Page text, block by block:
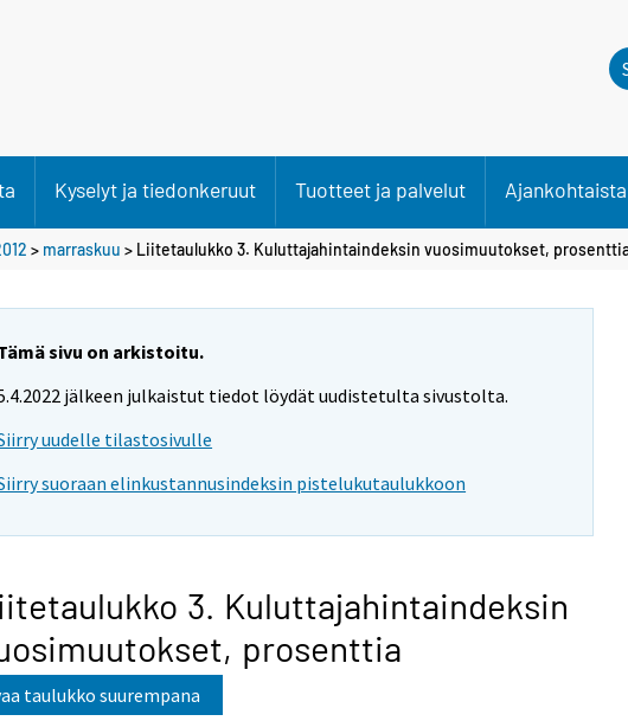
Kyselyt ja tiedonkeruut Tuotteet ja palvelut Ajankohtaista
> marraskuu > Liitetaulukko 3. Kuluttajahintaindeksin vuosimuutokset,
sivu on arkistoitu.
jälkeen julkaistut tiedot löydät uudistetulta sivustolta.
uudelle tilastosivulle
suoraan elinkustannusindeksin pistelukutaulukkoon
3. Kuluttajahintaindeksin
prosenttia
taulukko suurempana